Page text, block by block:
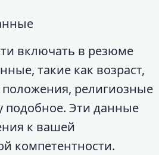
включать в резюме
такие как возраст,
положения, религиозные
подобное. Эти данные
к вашей
компетентности.